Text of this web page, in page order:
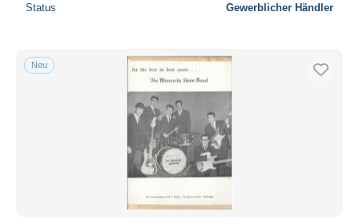
Status Gewerblicher Händler
Neu